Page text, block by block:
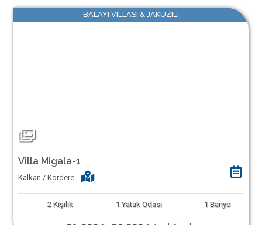
BALAYI VILLASI & JAKUZILI
Villa Migala-1
Kalkan / Kördere
2 Kişilik 1 Yatak Odası 1 Banyo